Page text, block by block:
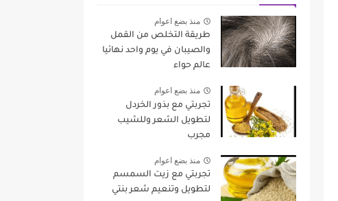
منذ بضع اعوام
طريقة التخلص من القمل
والصيبان في يوم واحد نهائيا
عالم حواء
منذ بضع اعوام
تجربتي مع بذور الخردل
لتطويل الشعر وللشيب
مجرب
منذ بضع اعوام
تجربتي مع زيت السمسم
لتطويل وتنعيم شعر بنتي